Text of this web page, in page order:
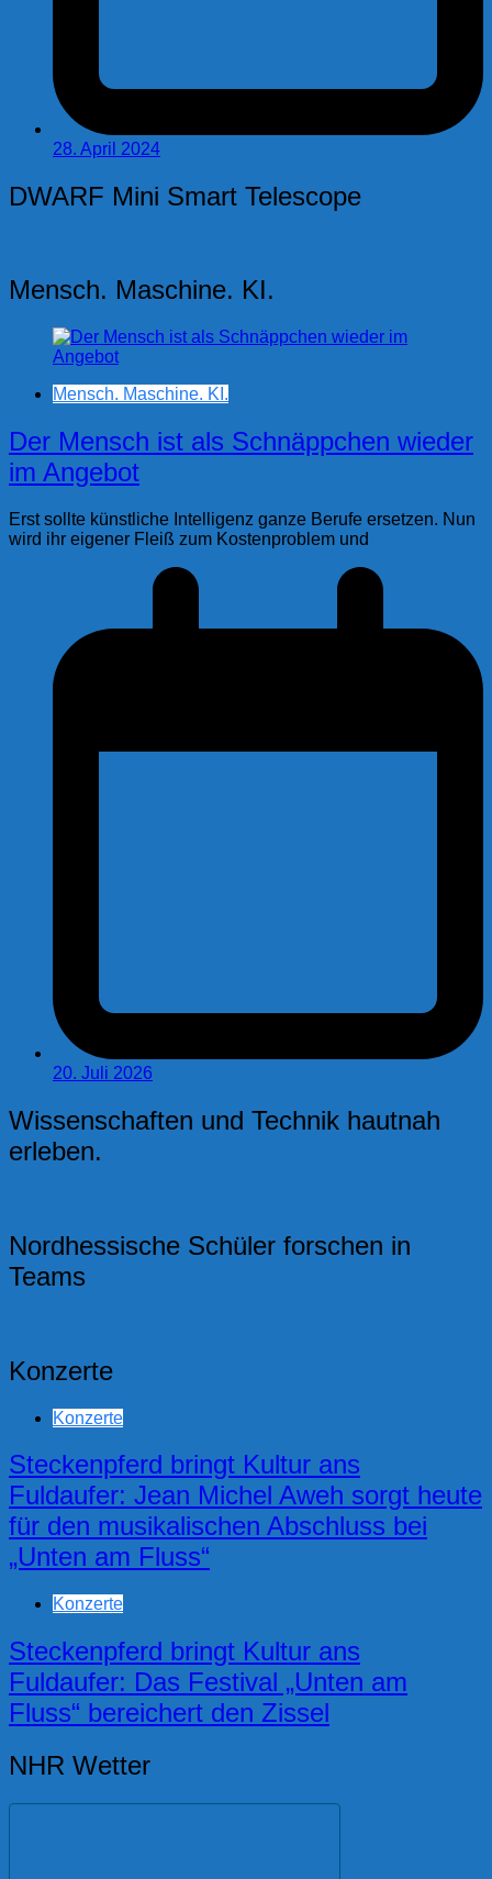
28. April 2024
DWARF Mini Smart Telescope
Mensch. Maschine. KI.
Mensch. Maschine. KI.
Der Mensch ist als Schnäppchen wieder
im Angebot
Erst sollte künstliche Intelligenz ganze Berufe ersetzen. Nun
wird ihr eigener Fleiß zum Kostenproblem und
20. Juli 2026
Wissenschaften und Technik hautnah
erleben.
Nordhessische Schüler forschen in
Teams
Konzerte
Konzerte
Steckenpferd bringt Kultur ans
Fuldaufer: Jean Michel Aweh sorgt heute
für den musikalischen Abschluss bei
„Unten am Fluss“
Konzerte
Steckenpferd bringt Kultur ans
Fuldaufer: Das Festival „Unten am
Fluss“ bereichert den Zissel
NHR Wetter